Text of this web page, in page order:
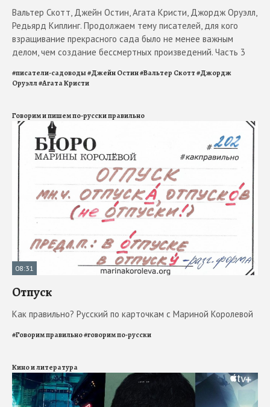
Вальтер Скотт, Джейн Остин, Агата Кристи, Джордж Оруэлл,
Редьярд Киплинг. Продолжаем тему писателей, для кого
взращивание прекрасного сада было не менее важным
делом, чем создание бессмертных произведений. Часть 3
#писатели-садоводы#Джейн Остин#Вальтер Скотт#Джордж
Оруэлл#Агата Кристи
Говорим и пишем по-русски правильно
08:31
Отпуск
Как правильно? Русский по карточкам с Мариной Королевой
#Говорим правильно#говорим по-русски
Кино и литература